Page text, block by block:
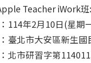
Teacher iWork
114年2月10日(星期
臺北市大安區新生國
北市研習字第